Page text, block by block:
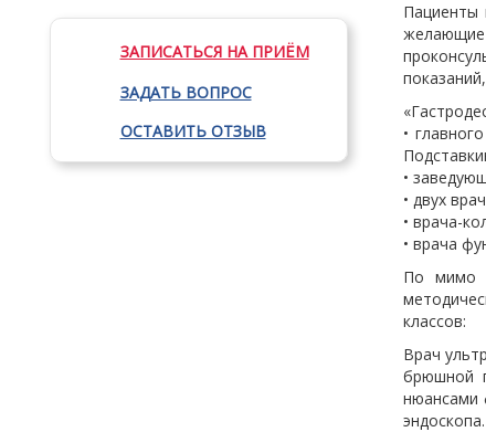
ЗАПИСАТЬСЯ НА ПРИЁМ
ЗАДАТЬ ВОПРОС
ОСТАВИТЬ ОТЗЫВ
Пациенты
•
•
• двух
• врача-
• врача
По мимо
классов:
Врач
брюшной
нюансами
эндоскопа.